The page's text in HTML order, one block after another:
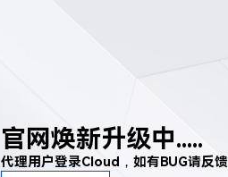
官网焕新升级中.....
代理用户登录Cloud，如有BUG请反馈